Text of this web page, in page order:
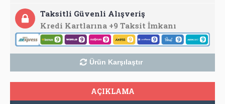
Taksitli Güvenli Alışveriş
Kredi Kartlarına +9 Taksit İmkanı
Ürün Karşılaştır
AÇIKLAMA